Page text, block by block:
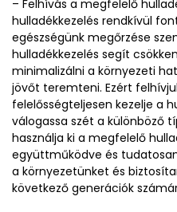
– Felhívás a megfelelő
hulladékkezelés rendkívül
egészségünk megőrzése
hulladékkezelés segít
minimalizálni a környezeti
jövőt teremteni. Ezért
felelősségteljesen kezelje a
válogassa szét a különböző
használja ki a megfelelő
együttműködve és
a környezetünket és
következő generációk